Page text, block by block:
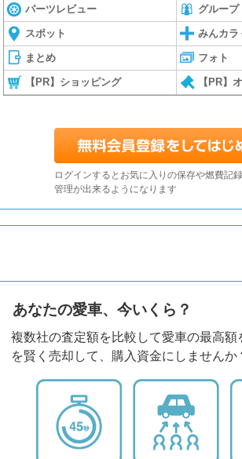
パーツレビュー グループ
スポット みんカラ
まとめ フォト
【PR】ショッピング 【PR】
ログインするとお気に入りの保存や燃費記
管理が出来るようになります
あなたの愛車、今いくら？
複数社の査定額を比較して愛車の最高額
を賢く売却して、購入資金にしませんか